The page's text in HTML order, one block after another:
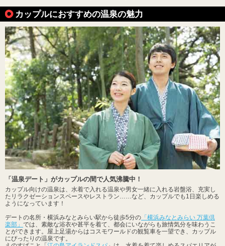
カップルにおすすめの温泉の魅力
「温泉デート」がカップルの間で人気沸騰中！
カップル向けの温泉は、水着で入れる温泉や男女一緒に入れる岩盤浴、充実し
たリラクゼーションスペースやレストラン……など、カップルでも1日楽しめる
ようになっています！
デートの名所・横浜みなとみらい駅から徒歩5分の 「横浜みなとみらい 万葉倶
楽部」 では、素敵な浴衣や甚平を着て、都会にいながらも旅情気分を味わうこ
とができます。屋上足湯からはコスモワールドの観覧車を一望でき、カップル
にぴったりの温泉です。